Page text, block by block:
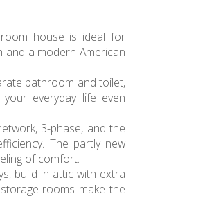
house is ideal for
and a modern American
bathroom and toilet,
everyday life even
3-phase, and the
The partly new
of comfort.
build-in attic with extra
rooms make the